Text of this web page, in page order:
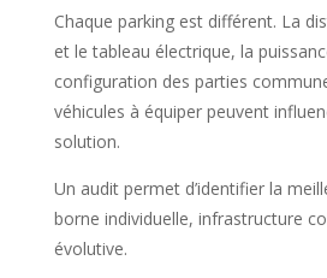
Chaque parking est différent. La
et le tableau électrique, la
configuration des parties
véhicules à équiper peuvent
solution.
Un audit permet d’identifier la
borne individuelle, infrastructure
évolutive.